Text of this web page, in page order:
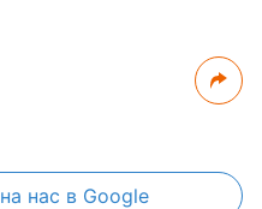
на нас в Google